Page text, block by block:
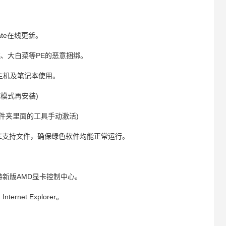
在线更新。
大白菜等PE的恶意捆绑。
及笔记本使用。
式再安装)
夹里面的工具手动激活)
持文件，确保绿色软件均能正常运行。
版AMD显卡控制中心。
Explorer。